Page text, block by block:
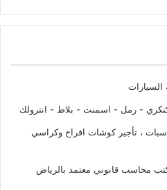
السيارات
- رمل - اسمنت - بلاط - انترولك
، تأجير كوشات افراح وكراسي
محاسب قانوني معتمد بالرياض